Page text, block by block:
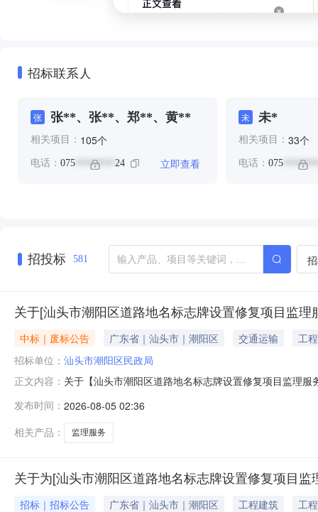
招标联系人
张 张**、张**、郑**、黄**
相关项目： 105个
电话： 075 ******** 24 立即查看
未 未*
相关项目： 33个
电话： 075
招投标 581
关于[汕头市潮阳区道路地名标志牌设置修复项目监
中标｜废标公告 广东省｜汕头市｜潮阳区 交通运输
工程
招标单位： 汕头市潮阳区民政局
正文内容： 关于【汕头市潮阳区道路地名标志牌设置修复项目监理
因.pdf
发布时间： 2026-08-05 02:36
相关产品：
监理服务
关于为[汕头市潮阳区道路地名标志牌设置修复项目
招标｜招标公告 广东省｜汕头市｜潮阳区 工程建筑
工程